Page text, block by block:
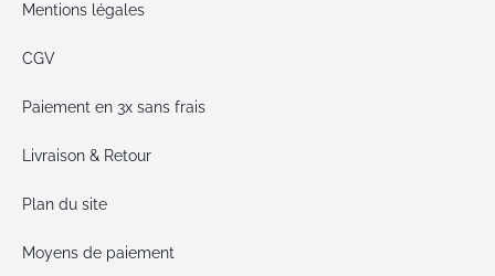
Mentions légales
CGV
Paiement en 3x sans frais
Livraison & Retour
Plan du site
Moyens de paiement